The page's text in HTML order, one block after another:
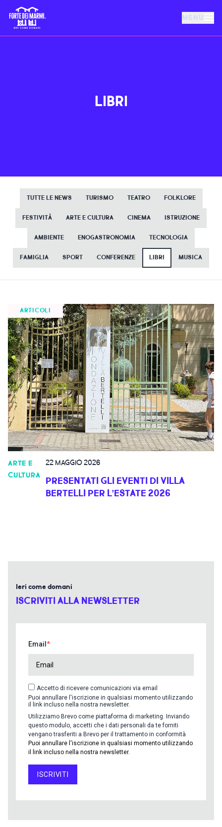
MENU
COSA FARE
VILLA BERTELLI
ISPIRAZIONI
ENG
LIBRI
TUTTE LE NEWS TURISMO TEATRO FOLKLORE
FESTIVITÀ ARTE E CULTURA CINEMA ISTRUZIONE
AMBIENTE ENOGASTRONOMIA TECNOLOGIA
FAMIGLIA SPORT CONFERENZE LIBRI MUSICA
ARTICOLI
ARTE E
CULTURA
22 MAGGIO 2026
PRESENTATI GLI EVENTI DI VILLA
BERTELLI PER L’ESTATE 2026
Ieri come domani
ISCRIVITI ALLA NEWSLETTER
Email
Accetto di ricevere comunicazioni via email
Puoi annullare l'iscrizione in qualsiasi momento utilizzando
il link incluso nella nostra newsletter.
Utilizziamo Brevo come piattaforma di marketing. Inviando
questo modulo, accetti che i dati personali da te forniti
vengano trasferiti a Brevo per il trattamento in conformità
Puoi annullare l'iscrizione in qualsiasi momento utilizzando
il link incluso nella nostra newsletter.
ISCRIVITI